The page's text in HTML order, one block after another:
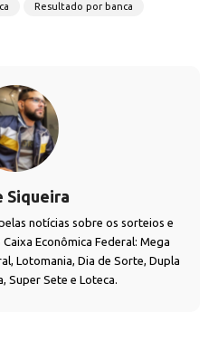
Resultado por banca
Siqueira
notícias sobre os sorteios e
Econômica Federal: Mega
Lotomania, Dia de Sorte, Dupla
Super Sete e Loteca.